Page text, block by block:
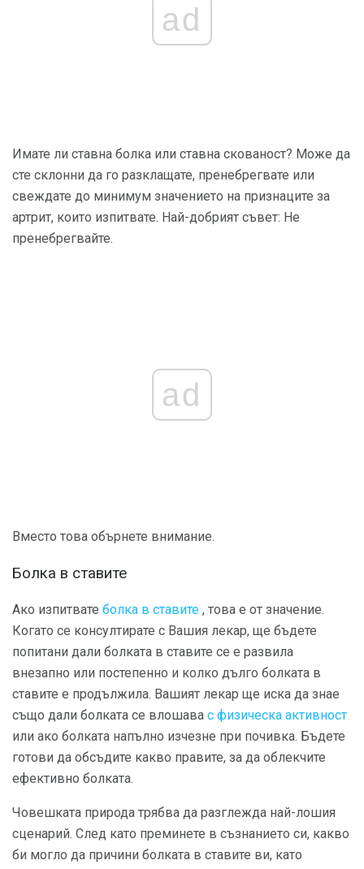
ad
Имате ли ставна болка или ставна скованост? Може да
сте склонни да го разклащате, пренебрегвате или
свеждате до минимум значението на признаците за
артрит, които изпитвате. Най-добрият съвет: Не
пренебрегвайте.
ad
Вместо това обърнете внимание.
Болка в ставите
Ако изпитвате болка в ставите , това е от значение.
Когато се консултирате с Вашия лекар, ще бъдете
попитани дали болката в ставите се е развила
внезапно или постепенно и колко дълго болката в
ставите е продължила. Вашият лекар ще иска да знае
също дали болката се влошава с физическа активност
или ако болката напълно изчезне при почивка. Бъдете
готови да обсъдите какво правите, за да облекчите
ефективно болката.
Човешката природа трябва да разглежда най-лошия
сценарий. След като преминете в съзнанието си, какво
би могло да причини болката в ставите ви, като